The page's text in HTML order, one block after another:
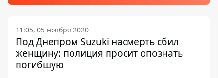
11:05, 05 ноября 2020
Под Днепром Suzuki насмерть сбил
женщину: полиция просит опознать
погибшую